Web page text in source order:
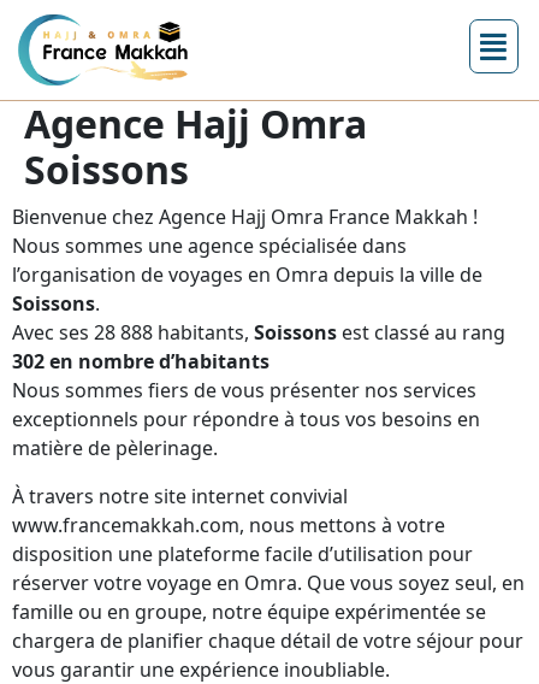
Agence Hajj Omra
Soissons
Bienvenue chez Agence Hajj Omra France Makkah !
Nous sommes une agence spécialisée dans
l’organisation de voyages en Omra depuis la ville de
Soissons.
Avec ses 28 888 habitants, Soissons est classé au rang
302 en nombre d’habitants
Nous sommes fiers de vous présenter nos services
exceptionnels pour répondre à tous vos besoins en
matière de pèlerinage.
À travers notre site internet convivial
www.francemakkah.com, nous mettons à votre
disposition une plateforme facile d’utilisation pour
réserver votre voyage en Omra. Que vous soyez seul, en
famille ou en groupe, notre équipe expérimentée se
chargera de planifier chaque détail de votre séjour pour
vous garantir une expérience inoubliable.